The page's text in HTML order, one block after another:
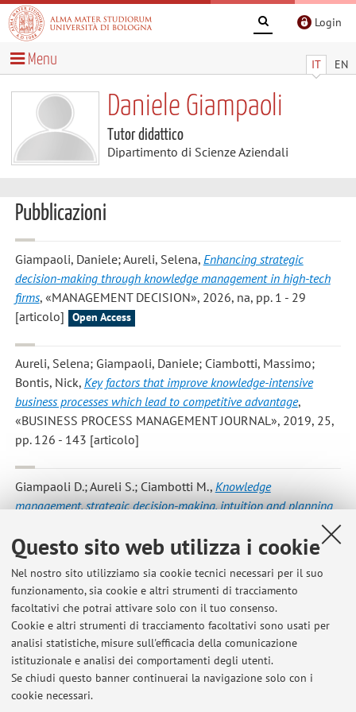
Questo sito web utilizza i cookie
Nel nostro sito utilizziamo sia cookie tecnici necessari per il suo
funzionamento, sia cookie e altri strumenti di tracciamento
facoltativi che potrai attivare solo con il tuo consenso.
Cookie e altri strumenti di tracciamento facoltativi sono usati per
analisi statistiche, misure sull'efficacia della comunicazione
istituzionale e analisi dei comportamenti degli utenti.
Se chiudi questo banner continuerai la navigazione solo con i
cookie necessari.
Login
IT EN
Menu
Daniele Giampaoli
Tutor didattico
Dipartimento di Scienze Aziendali
Pubblicazioni
Giampaoli, Daniele; Aureli, Selena, Enhancing strategic
decision-making through knowledge management in high-tech
firms, «MANAGEMENT DECISION», 2026, na, pp. 1 - 29
[articolo]
Open Access
Aureli, Selena; Giampaoli, Daniele; Ciambotti, Massimo;
Bontis, Nick, Key factors that improve knowledge-intensive
business processes which lead to competitive advantage,
«BUSINESS PROCESS MANAGEMENT JOURNAL», 2019, 25,
pp. 126 - 143 [articolo]
Giampaoli D.; Aureli S.; Ciambotti M., Knowledge
management, strategic decision-making, intuition and planning
, in: Proceedings of the European Conference on
Knowledge Management, ECKM, Academic Conferences
Limited, «PROCEEDINGS OF THE ... EUROPEAN
CONFERENCE ON KNOWLEDGE MANAGEMENT (ONLINE)»,
2019, 1, pp. 371 - 380 (atti di: 20th European Conference on
Knowledge Management, ECKM 2019, prt, 2019)
[Contributo in Atti di convegno]